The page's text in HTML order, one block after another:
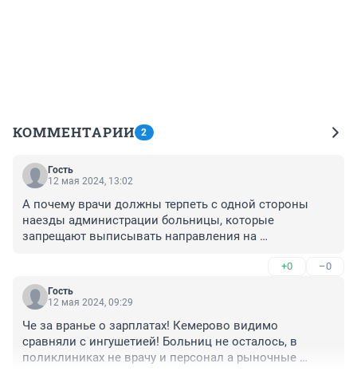
КОММЕНТАРИИ 2
Гость
12 мая 2024, 13:02
А почему врачи должны терпеть с одной стороны
наезды администрации больницы, которые
запрещают выписывать направления на
пациентов. Которые забыли, что врач - это человек, а
не юродивый, на которого можно выплеснуть свою
злость. Врачи уходят в косметологию, фармкомпании,
люди не выносят мозг.
+0 –0
Гость
12 мая 2024, 09:29
Че за вранье о зарплатах! Кемерово видимо
сравняли с ингушетией! Больниц не осталось, в
поликлиниках не врачу и персонал а рыночные